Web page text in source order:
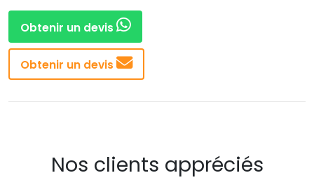
Obtenir un devis
Obtenir un devis
Nos clients appréciés